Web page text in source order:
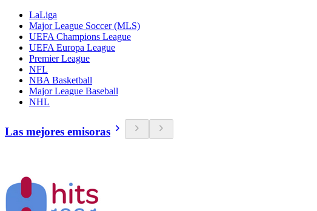
LaLiga
Major League Soccer (MLS)
UEFA Champions League
UEFA Europa League
Premier League
NFL
NBA Basketball
Major League Baseball
NHL
Las mejores emisoras